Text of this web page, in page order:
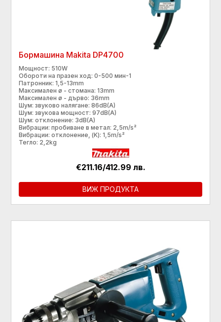
Бормашина Makita DP4700
Мощност: 510W
Обороти на празен ход: 0-500 мин-1
Патронник: 1,5-13mm
Максимален ø - стомана: 13mm
Максимален ø - дърво: 36mm
Шум: звуково налягане: 86dB(A)
Шум: звукова мощност: 97dB(A)
Шум: отклонение: 3dB(A)
Вибрации: пробиване в метал: 2,5m/s²
Вибрации: отклонение, (K): 1,5m/s²
Тегло: 2,2kg
€211.16/412.99 лв.
ВИЖ ПРОДУКТА